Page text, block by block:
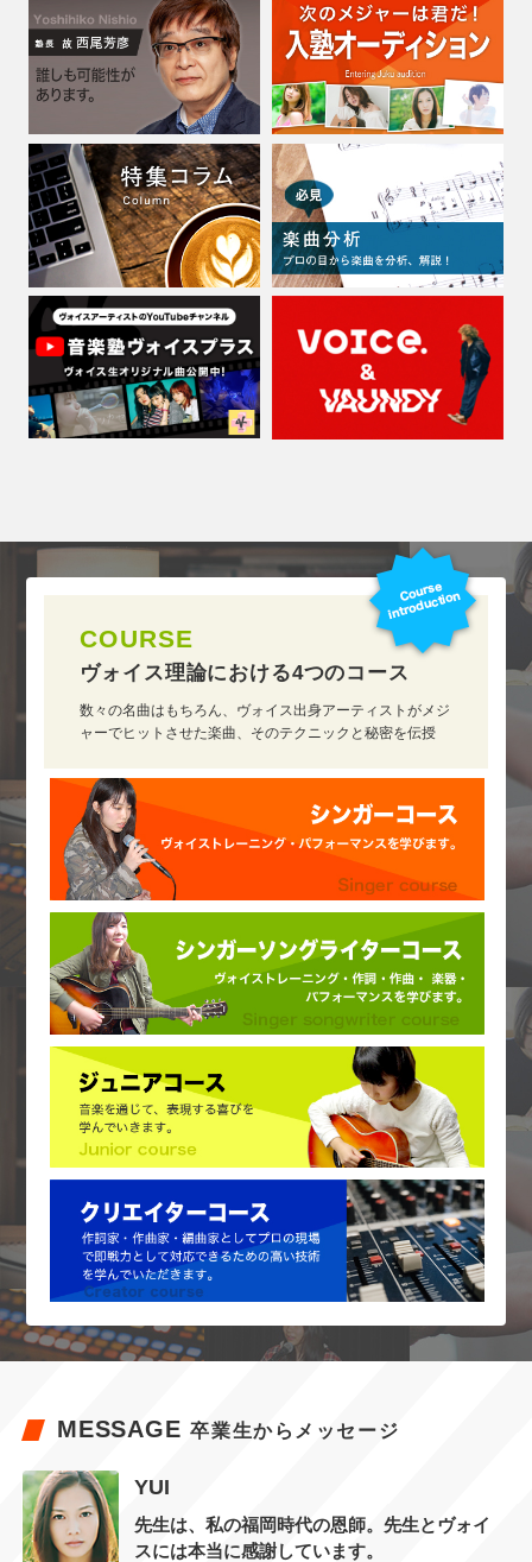
COURSE
ヴォイス理論における4つのコース
数々の名曲はもちろん、ヴォイス出身アーティストがメジ
ャーでヒットさせた楽曲、そのテクニックと秘密を伝授
MESSAGE卒業生からメッセージ
YUI
先生は、私の福岡時代の恩師。先生とヴォイ
スには本当に感謝しています。